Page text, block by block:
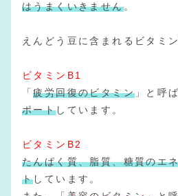
はうまくいきません。
えんどう豆に含まれるビタミ
ビタミンB1
「疲労回復のビタミン 」と呼
ポートしています。
ビタミンB2
たんぱく質、脂質、糖質のエ
トしています。